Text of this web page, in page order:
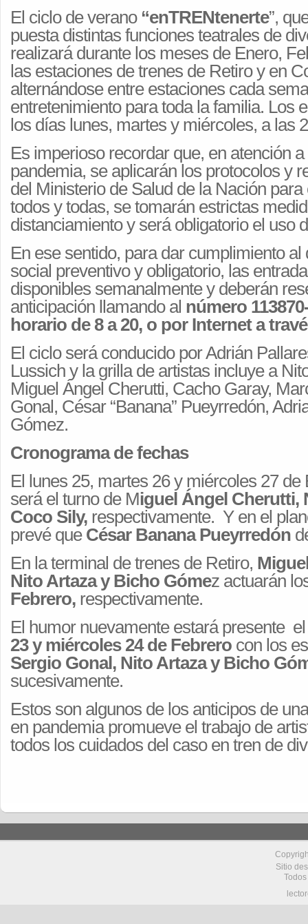
El ciclo de verano “enTRENtenerte”,
puesta distintas funciones teatrales de
realizará durante los meses de Enero,
las estaciones de trenes de Retiro y en
alternándose entre estaciones cada
entretenimiento para toda la familia. Los
los días lunes, martes y miércoles, a las
Es imperioso recordar que, en atención
pandemia, se aplicarán los protocolos y
del Ministerio de Salud de la Nación
todos y todas, se tomarán estrictas
distanciamiento y será obligatorio el uso
En ese sentido, para dar cumplimiento
social preventivo y obligatorio, las
disponibles semanalmente y deberán
anticipación llamando al número
horario de 8 a 20, o por Internet a
El ciclo será conducido por Adrián
Lussich y la grilla de artistas incluye a
Miguel Ángel Cherutti, Cacho Garay,
Gonal, César “Banana” Pueyrredón,
Gómez.
Cronograma de fechas
El lunes 25, martes 26 y miércoles 27 de
será el turno de Miguel Ángel Cherutti,
Coco Sily, respectivamente. Y en el
prevé que César Banana Pueyrredón
En la terminal de trenes de Retiro,
Nito Artaza y Bicho Gómez actuarán
Febrero, respectivamente.
El humor nuevamente estará presente
23 y miércoles 24 de Febrero con los
Sergio Gonal, Nito Artaza y Bicho
sucesivamente.
Estos son algunos de los anticipos de
en pandemia promueve el trabajo de
todos los cuidados del caso en tren de
Sitio